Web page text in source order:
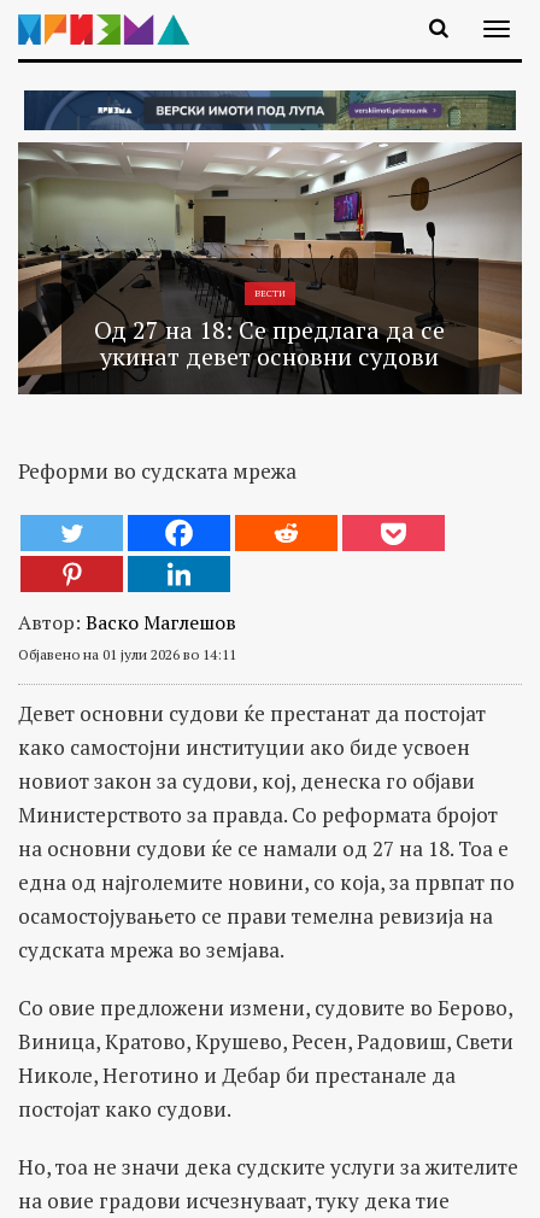
ВЕСТИ
Од 27 на 18: Се предлага да се
укинат девет основни судови
Реформи во судската мрежа
Автор: Васко Маглешов
Објавено на 01 јули 2026 во 14:11
Девет основни судови ќе престанат да постојат
како самостојни институции ако биде усвоен
новиот закон за судови, кој, денеска го објави
Министерството за правда. Со реформата бројот
на основни судови ќе се намали од 27 на 18. Toa e
една од најголемите новини, со која, за првпат по
осамостојувањето се прави темелна ревизија на
судската мрежа во земјава.
Со овие предложени измени, судовите во Берово,
Виница, Кратово, Крушево, Ресен, Радовиш, Свети
Николе, Неготино и Дебар би престанале да
постојат како судови.
Но, тоа не значи дека судските услуги за жителите
на овие градови исчезнуваат, туку дека тие